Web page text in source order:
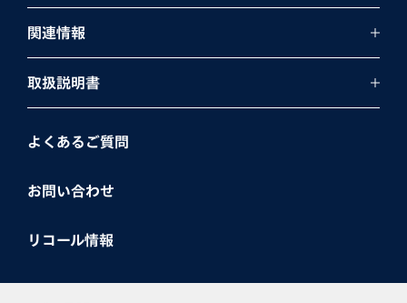
関連情報
取扱説明書
よくあるご質問
お問い合わせ
リコール情報